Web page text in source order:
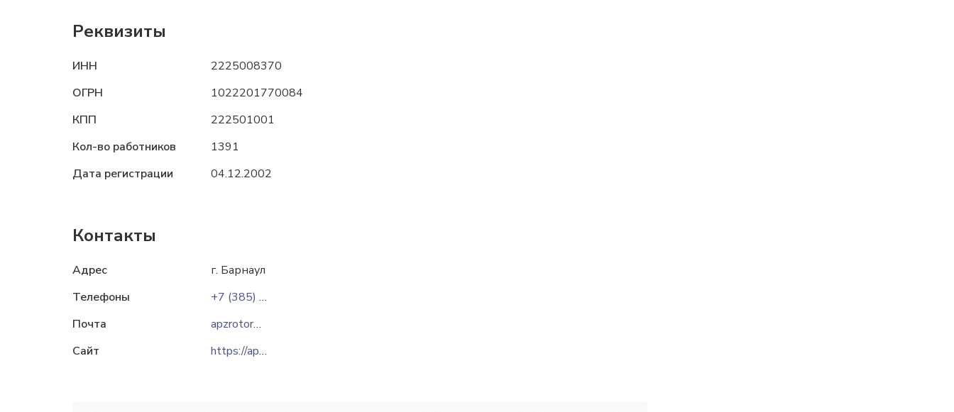
Реквизиты
ИНН
2225008370
ОГРН
1022201770084
КПП
222501001
Кол-во работников
1391
Дата регистрации
04.12.2002
Контакты
Адрес
г. Барнаул
Телефоны
+7 (385) 224-13-36
Почта
apzrotor@ab.ru
Сайт
https://apzrotor.ru